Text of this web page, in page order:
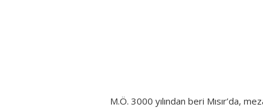
M.Ö. 3000 yılından beri Mısır’da,